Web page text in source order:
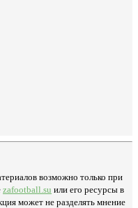
возможно только при
zafootball.su или его ресурсы в
может не разделять мнение